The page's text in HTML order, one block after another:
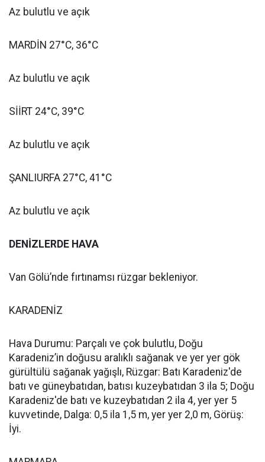
Az bulutlu ve açık
MARDİN 27°C, 36°C
Az bulutlu ve açık
SİİRT 24°C, 39°C
Az bulutlu ve açık
ŞANLIURFA 27°C, 41°C
Az bulutlu ve açık
DENİZLERDE HAVA
Van Gölü’nde fırtınamsı rüzgar bekleniyor.
KARADENİZ
Hava Durumu: Parçalı ve çok bulutlu, Doğu
Karadeniz’in doğusu aralıklı sağanak ve yer yer gök
gürültülü sağanak yağışlı, Rüzgar: Batı Karadeniz'de
batı ve güneybatıdan, batısı kuzeybatıdan 3 ila 5; Doğu
Karadeniz'de batı ve kuzeybatıdan 2 ila 4, yer yer 5
kuvvetinde, Dalga: 0,5 ila 1,5 m, yer yer 2,0 m, Görüş:
İyi.